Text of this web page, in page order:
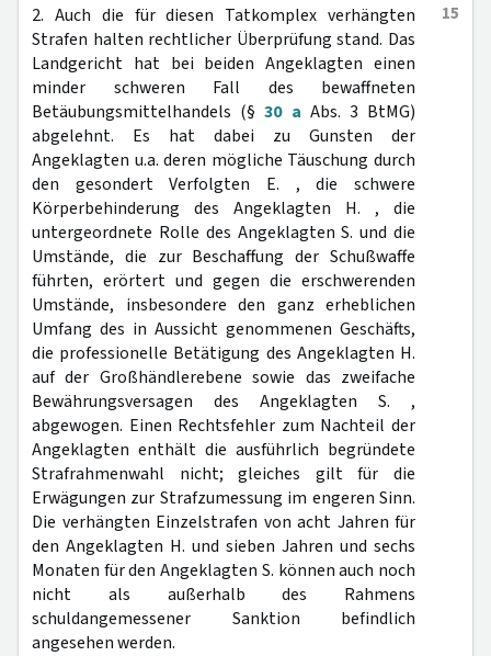
15
2. Auch die für diesen Tatkomplex verhängten
Strafen halten rechtlicher Überprüfung stand. Das
Landgericht hat bei beiden Angeklagten einen
minder schweren Fall des bewaffneten
Betäubungsmittelhandels (§30 a Abs. 3 BtMG)
abgelehnt. Es hat dabei zu Gunsten der
Angeklagten u.a. deren mögliche Täuschung durch
den gesondert Verfolgten E. , die schwere
Körperbehinderung des Angeklagten H. , die
untergeordnete Rolle des Angeklagten S. und die
Umstände, die zur Beschaffung der Schußwaffe
führten, erörtert und gegen die erschwerenden
Umstände, insbesondere den ganz erheblichen
Umfang des in Aussicht genommenen Geschäfts,
die professionelle Betätigung des Angeklagten H.
auf der Großhändlerebene sowie das zweifache
Bewährungsversagen des Angeklagten S. ,
abgewogen. Einen Rechtsfehler zum Nachteil der
Angeklagten enthält die ausführlich begründete
Strafrahmenwahl nicht; gleiches gilt für die
Erwägungen zur Strafzumessung im engeren Sinn.
Die verhängten Einzelstrafen von acht Jahren für
den Angeklagten H. und sieben Jahren und sechs
Monaten für den Angeklagten S. können auch noch
nicht als außerhalb des Rahmens
schuldangemessener Sanktion befindlich
angesehen werden.